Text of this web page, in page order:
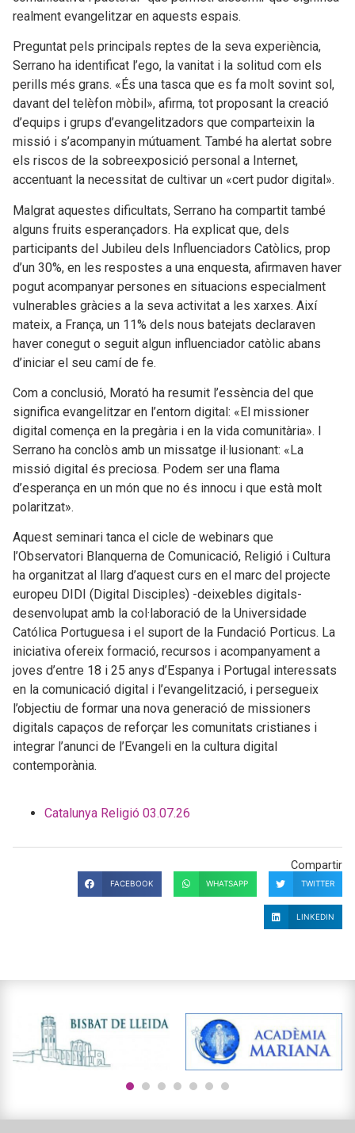
realment evangelitzar en aquests espais.
Preguntat pels principals reptes de la seva experiència,
Serrano ha identificat l’ego, la vanitat i la solitud com els
perills més grans. «És una tasca que es fa molt sovint sol,
davant del telèfon mòbil», afirma, tot proposant la creació
d’equips i grups d’evangelitzadors que comparteixin la
missió i s’acompanyin mútuament. També ha alertat sobre
els riscos de la sobreexposició personal a Internet,
accentuant la necessitat de cultivar un «cert pudor digital».
Malgrat aquestes dificultats, Serrano ha compartit també
alguns fruits esperançadors. Ha explicat que, dels
participants del Jubileu dels Influenciadors Catòlics, prop
d’un 30%, en les respostes a una enquesta, afirmaven haver
pogut acompanyar persones en situacions especialment
vulnerables gràcies a la seva activitat a les xarxes. Així
mateix, a França, un 11% dels nous batejats declaraven
haver conegut o seguit algun influenciador catòlic abans
d’iniciar el seu camí de fe.
Com a conclusió, Morató ha resumit l’essència del que
significa evangelitzar en l’entorn digital: «El missioner
digital comença en la pregària i en la vida comunitària». I
Serrano ha conclòs amb un missatge il·lusionant: «La
missió digital és preciosa. Podem ser una flama
d’esperança en un món que no és innocu i que està molt
polaritzat».
Aquest seminari tanca el cicle de webinars que
l’Observatori Blanquerna de Comunicació, Religió i Cultura
ha organitzat al llarg d’aquest curs en el marc del projecte
europeu DIDI (Digital Disciples) -deixebles digitals-
desenvolupat amb la col·laboració de la Universidade
Católica Portuguesa i el suport de la Fundació Porticus. La
iniciativa ofereix formació, recursos i acompanyament a
joves d’entre 18 i 25 anys d’Espanya i Portugal interessats
en la comunicació digital i l’evangelització, i persegueix
l’objectiu de formar una nova generació de missioners
digitals capaços de reforçar les comunitats cristianes i
integrar l’anunci de l’Evangeli en la cultura digital
contemporània.
Catalunya Religió 03.07.26
Compartir
FACEBOOK WHATSAPP TWITTER
LINKEDIN